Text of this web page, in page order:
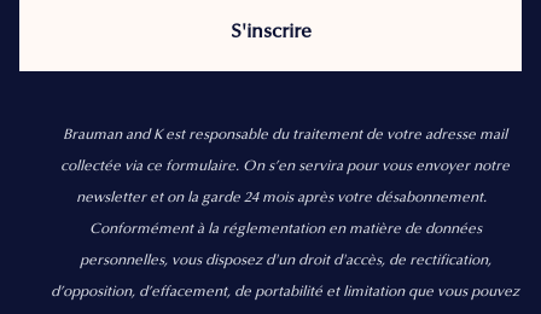
Brauman and K est responsable du traitement de votre adresse mail
collectée via ce formulaire. On s’en servira pour vous envoyer notre
newsletter et on la garde 24 mois après votre désabonnement.
Conformément à la réglementation en matière de données
personnelles, vous disposez d'un droit d'accès, de rectification,
d’opposition, d’effacement, de portabilité et limitation que vous pouvez